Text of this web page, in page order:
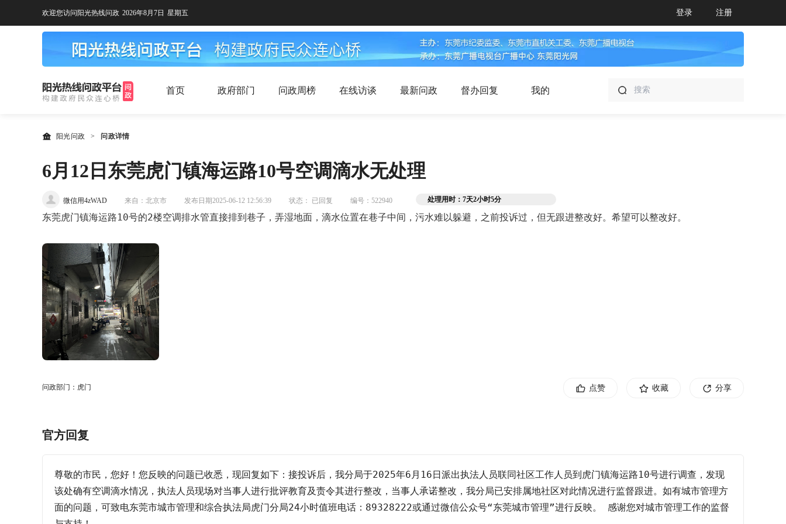
欢迎您访问阳光热线问政 2026年8月7日 星期五 登录 注册
首页 政府部门 问政周榜 在线访谈 最新问政 督办回复 我的
阳光问政 > 问政详情
6月12日东莞虎门镇海运路10号空调滴水无处理
微信用4zWAD 来自：北京市 发布日期2025-06-12 12:56:39 状态： 已回复 编号：522940 处理用时：7天2小时5分
东莞虎门镇海运路10号的2楼空调排水管直接排到巷子，弄湿地面，滴水位置在巷子中间，污水难以躲避，之前投诉过，但无跟进整改好。希望可以整改好。
问政部门：虎门 点赞 收藏 分享
官方回复
尊敬的市民，您好！您反映的问题已收悉，现回复如下：接投诉后，我分局于2025年6月16日派出执法人员联同社区工作人员到虎门镇海运路10号进行调查，发现
该处确有空调滴水情况，执法人员现场对当事人进行批评教育及责令其进行整改，当事人承诺整改，我分局已安排属地社区对此情况进行监督跟进。如有城市管理方
面的问题，可致电东莞市城市管理和综合执法局虎门分局24小时值班电话：89328222或通过微信公众号“东莞城市管理”进行反映。 感谢您对城市管理工作的监督